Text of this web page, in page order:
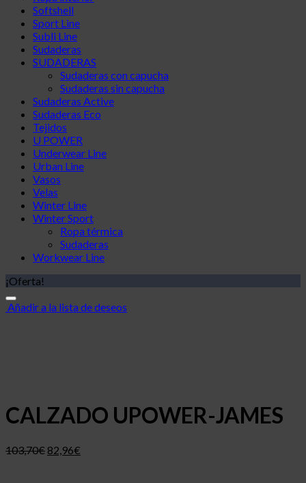
Softshell
Sport Line
Subli Line
Sudaderas
SUDADERAS
Sudaderas con capucha
Sudaderas sin capucha
Sudaderas Active
Sudaderas Eco
Tejidos
U POWER
Underwear Line
Urban Line
Vasos
Velas
Winter Line
Winter Sport
Ropa térmica
Sudaderas
Workwear Line
¡Oferta!
Añadir a la lista de deseos
CALZADO UPOWER-JAMES
103,70€ 82,96€